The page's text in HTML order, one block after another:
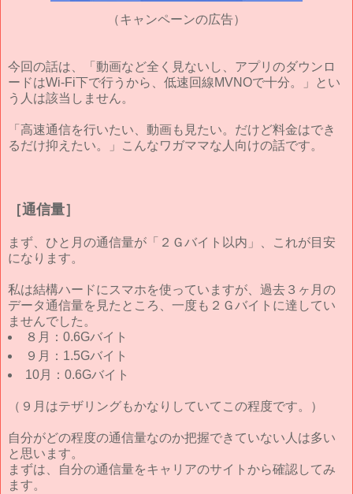
（キャンペーンの広告）
今回の話は、「動画など全く見ないし、アプリのダウンロ
ードはWi-Fi下で行うから、低速回線MVNOで十分。」とい
う人は該当しません。
「高速通信を行いたい、動画も見たい。だけど料金はでき
るだけ抑えたい。」こんなワガママな人向けの話です。
［通信量］
まず、ひと月の通信量が「２Ｇバイト以内」、これが目安
になります。
私は結構ハードにスマホを使っていますが、過去３ヶ月の
データ通信量を見たところ、一度も２Ｇバイトに達してい
ませんでした。
８月：0.6Gバイト
９月：1.5Gバイト
10月：0.6Gバイト
（９月はテザリングもかなりしていてこの程度です。）
自分がどの程度の通信量なのか把握できていない人は多い
と思います。
まずは、自分の通信量をキャリアのサイトから確認してみ
ます。